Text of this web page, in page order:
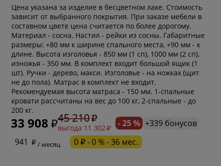
Цена указана за изделие в бесцветном лаке. Стоимость
зависит от выбранного покрытия. При заказе мебели в
составном цвете цена считается по более дорогому.
Материал - сосна. Настил - рейки из сосны. Габаритные
размеры: +80 мм к ширине спального места, +90 мм - к
длине. Высота изголовья - 850 мм (1 сп), 1000 мм (2 сп),
изножья - 350 мм. В комплект входит большой ящик (1
шт). Ручки - дерево, макси. Изголовье - на ножках (щит
не до пола). Матрас в комплект не входит.
Рекомендуемая высота матраса - 150 мм. 1-спальные
кровати рассчитаны на вес до 100 кг, 2-спальные - до
200 кг.
33 908 45 210
выгода 11 302 - 25 % +339 бонусов
941
/ месяц 0 ₽ - 0 % - 36 мес.
* обязательное поле